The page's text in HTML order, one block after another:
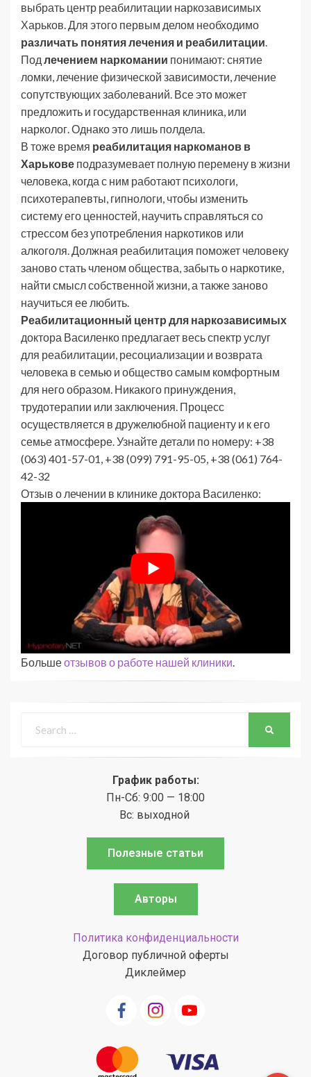
выбрать центр реабилитации наркозависимых
Харьков. Для этого первым делом необходимо
различать понятия лечения и реабилитации.
Под лечением наркомании понимают: снятие
ломки, лечение физической зависимости, лечение
сопутствующих заболеваний. Все это может
предложить и государственная клиника, или
нарколог. Однако это лишь полдела.
В тоже время реабилитация наркоманов в
Харькове подразумевает полную перемену в жизни
человека, когда с ним работают психологи,
психотерапевты, гипнологи, чтобы изменить
систему его ценностей, научить справляться со
стрессом без употребления наркотиков или
алкоголя. Должная реабилитация поможет человеку
заново стать членом общества, забыть о наркотике,
найти смысл собственной жизни, а также заново
научиться ее любить.
Реабилитационный центр для наркозависимых
доктора Василенко предлагает весь спектр услуг
для реабилитации, ресоциализации и возврата
человека в семью и общество самым комфортным
для него образом. Никакого принуждения,
трудотерапии или заключения. Процесс
осуществляется в дружелюбной пациенту и к его
семье атмосфере. Узнайте детали по номеру: +38
(063) 401-57-01, +38 (099) 791-95-05, +38 (061) 764-
42-32
Отзыв о лечении в клинике доктора Василенко:
Большеотзывов о работе нашей клиники.
График работы:
Пн-Сб: 9:00 — 18:00
Вс: выходной
Полезные статьи
Авторы
Политика конфиденциальности
Договор публичной оферты
Диклеймер